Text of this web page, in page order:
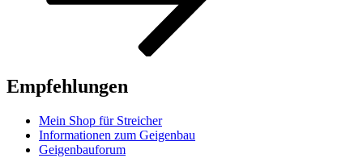
Empfehlungen
Mein Shop für Streicher
Informationen zum Geigenbau
Geigenbauforum